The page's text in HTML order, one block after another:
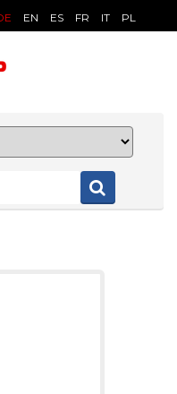
EN ES FR IT PL